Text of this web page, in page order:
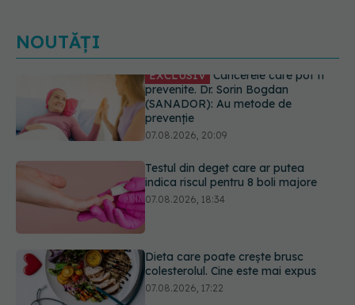
NOUTĂȚI
Testul din deget care ar putea
indica riscul pentru 8 boli majore
07.08.2026, 18:34
Dieta care poate crește brusc
colesterolul. Cine este mai expus
PNRR: 174 de milioane de lei pentru
sănătate într-o singură săptămână.